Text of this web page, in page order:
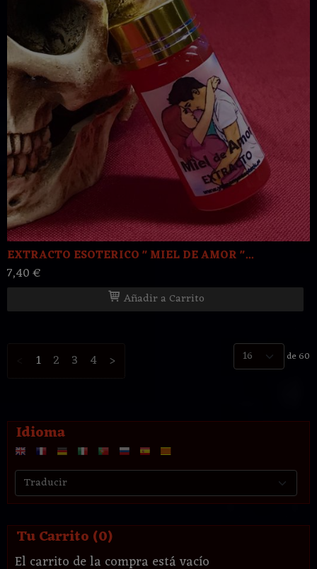
Idioma
Tu Carrito (0)
El carrito de la compra está vacío
EXTRACTO ESOTERICO " MIEL DE AMOR "...
7,40 €
Añadir a Carrito
1 2 3 4 > de 60